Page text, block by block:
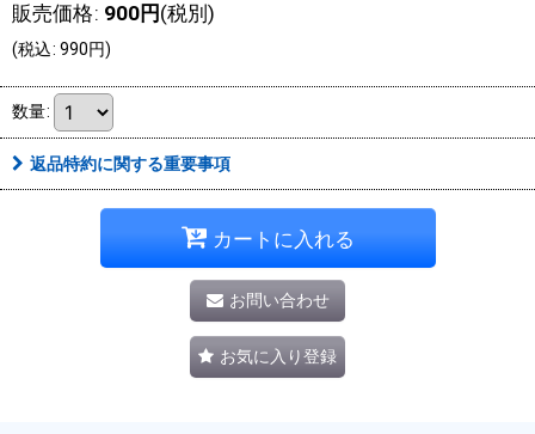
販売価格: 900円 (税別)
(税込: 990円)
数量:
返品特約に関する重要事項
カートに入れる
お問い合わせ
お気に入り登録